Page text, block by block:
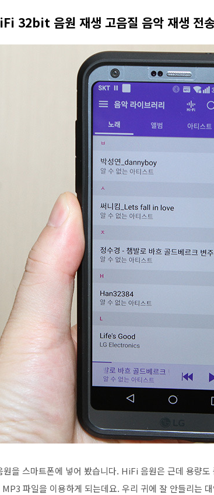
32bit 음원 재생 고음질 음악 재생 전
을 스마트폰에 넣어 봤습니다. HiFi 음원은 근데 용량도
파일을 이용하게 되는데요. 우리 귀에 잘 안들리는